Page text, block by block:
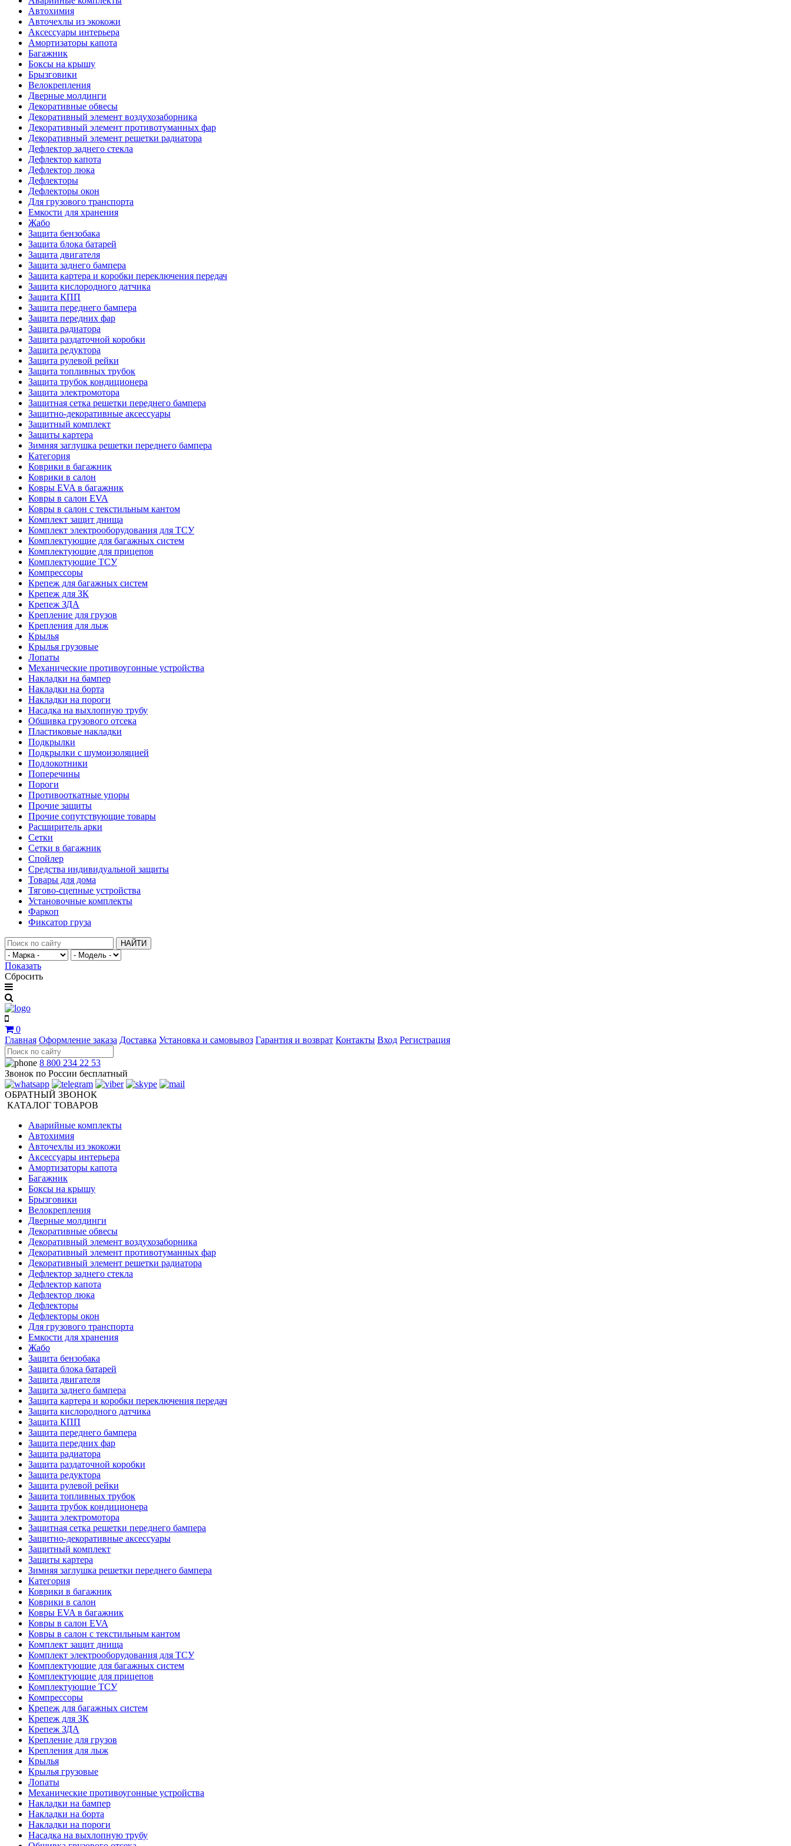
Автохимия
Авточехлы из экокожи
Аксессуары интерьера
Амортизаторы капота
Багажник
Боксы на крышу
Брызговики
Велокрепления
Дверные молдинги
Декоративные обвесы
Декоративный элемент воздухозаборника
Декоративный элемент противотуманных фар
Декоративный элемент решетки радиатора
Дефлектор заднего стекла
Дефлектор капота
Дефлектор люка
Дефлекторы
Дефлекторы окон
Для грузового транспорта
Емкости для хранения
Жабо
Защита бензобака
Защита блока батарей
Защита двигателя
Защита заднего бампера
Защита картера и коробки переключения передач
Защита кислородного датчика
Защита КПП
Защита переднего бампера
Защита передних фар
Защита радиатора
Защита раздаточной коробки
Защита редуктора
Защита рулевой рейки
Защита топливных трубок
Защита трубок кондиционера
Защита электромотора
Защитная сетка решетки переднего бампера
Защитно-декоративные аксессуары
Защитный комплект
Защиты картера
Зимняя заглушка решетки переднего бампера
Категория
Коврики в багажник
Коврики в салон
Ковры EVA в багажник
Ковры в салон EVA
Ковры в салон с текстильным кантом
Комплект защит днища
Комплект электрооборудования для ТСУ
Комплектующие для багажных систем
Комплектующие для прицепов
Комплектующие ТСУ
Компрессоры
Крепеж для багажных систем
Крепеж для ЗК
Крепеж ЗДА
Крепление для грузов
Крепления для лыж
Крылья
Крылья грузовые
Лопаты
Механические противоугонные устройства
Накладки на бампер
Накладки на борта
Накладки на пороги
Насадка на выхлопную трубу
Обшивка грузового отсека
Пластиковые накладки
Подкрылки
Подкрылки с шумоизоляцией
Подлокотники
Поперечины
Пороги
Противооткатные упоры
Прочие защиты
Прочие сопутствующие товары
Расширитель арки
Сетки
Сетки в багажник
Спойлер
Средства индивидуальной защиты
Товары для дома
Тягово-сцепные устройства
Установочные комплекты
Фаркоп
Фиксатор груза
НАЙТИ
Показать
Сбросить
0
Главная Оформление заказа Доставка Установка и самовывоз Гарантия и возврат Контакты Вход Регистрация
8 800 234 22 53
Звонок по России бесплатный
ОБРАТНЫЙ ЗВОНОК
КАТАЛОГ ТОВАРОВ
Аварийные комплекты
Автохимия
Авточехлы из экокожи
Аксессуары интерьера
Амортизаторы капота
Багажник
Боксы на крышу
Брызговики
Велокрепления
Дверные молдинги
Декоративные обвесы
Декоративный элемент воздухозаборника
Декоративный элемент противотуманных фар
Декоративный элемент решетки радиатора
Дефлектор заднего стекла
Дефлектор капота
Дефлектор люка
Дефлекторы
Дефлекторы окон
Для грузового транспорта
Емкости для хранения
Жабо
Защита бензобака
Защита блока батарей
Защита двигателя
Защита заднего бампера
Защита картера и коробки переключения передач
Защита кислородного датчика
Защита КПП
Защита переднего бампера
Защита передних фар
Защита радиатора
Защита раздаточной коробки
Защита редуктора
Защита рулевой рейки
Защита топливных трубок
Защита трубок кондиционера
Защита электромотора
Защитная сетка решетки переднего бампера
Защитно-декоративные аксессуары
Защитный комплект
Защиты картера
Зимняя заглушка решетки переднего бампера
Категория
Коврики в багажник
Коврики в салон
Ковры EVA в багажник
Ковры в салон EVA
Ковры в салон с текстильным кантом
Комплект защит днища
Комплект электрооборудования для ТСУ
Комплектующие для багажных систем
Комплектующие для прицепов
Комплектующие ТСУ
Компрессоры
Крепеж для багажных систем
Крепеж для ЗК
Крепеж ЗДА
Крепление для грузов
Крепления для лыж
Крылья
Крылья грузовые
Лопаты
Механические противоугонные устройства
Накладки на бампер
Накладки на борта
Накладки на пороги
Насадка на выхлопную трубу